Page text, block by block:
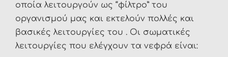
οποία λειτουργούν ως “φίλτρο” του
οργανισμού μας και εκτελούν πολλές και
βασικές λειτουργίες του . Οι σωματικές
λειτουργίες που ελέγχουν τα νεφρά είναι: